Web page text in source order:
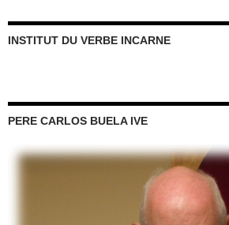
INSTITUT DU VERBE INCARNE
PERE CARLOS BUELA IVE